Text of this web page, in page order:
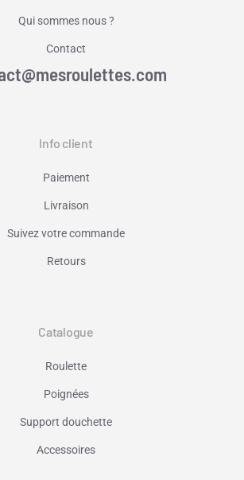
Qui sommes nous ?
Contact
Info client
Paiement
Livraison
Suivez votre commande
Retours
Catalogue
Roulette
Poignées
Support douchette
Accessoires